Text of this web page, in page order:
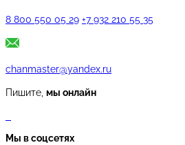
8 800 550 05 29 +7 932 210 55 35
chanmaster@yandex.ru
Пишите, мы онлайн
Мы в соцсетях